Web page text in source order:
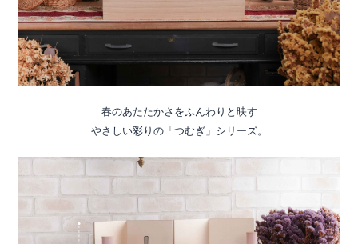
春のあたたかさをふんわりと映す
やさしい彩りの「つむぎ」シリーズ。